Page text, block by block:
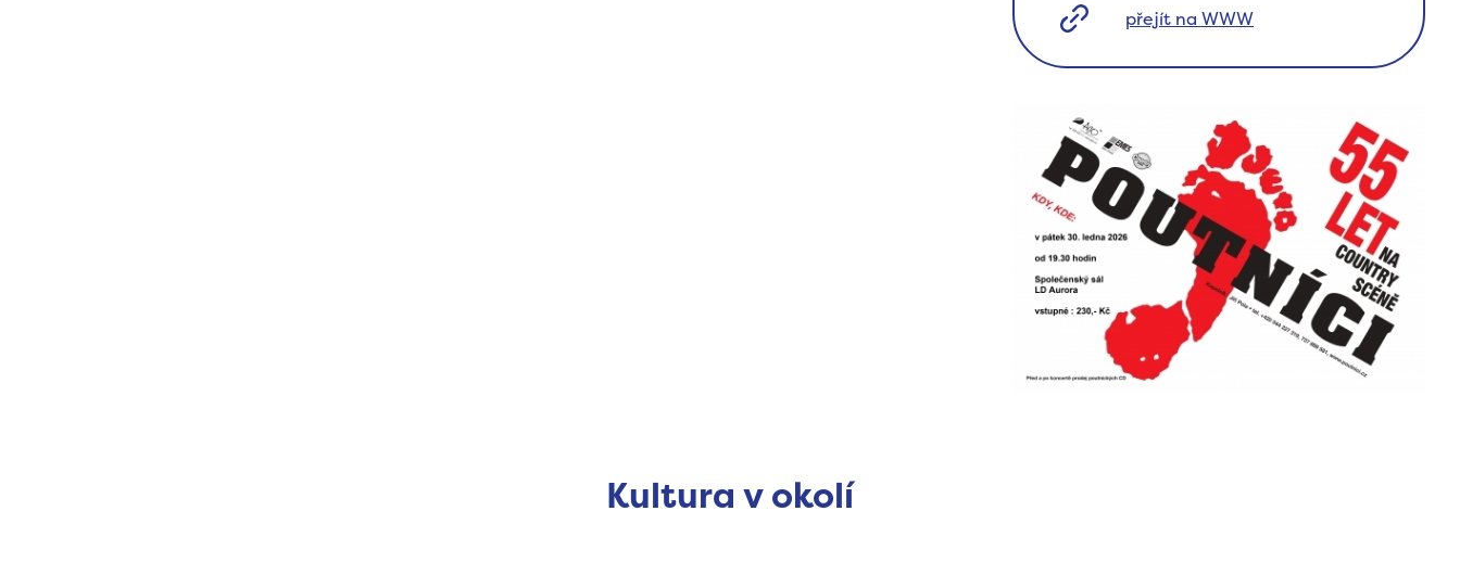
přejít na WWW
Kultura v okolí